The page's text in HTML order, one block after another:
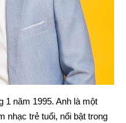
1 năm 1995. Anh là một
nhạc trẻ tuổi, nổi bật trong